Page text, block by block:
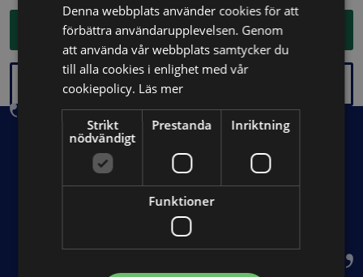
Köp kurspaketet
Se hela kursutbudet
Allt om Juridik gör det enkelt för advokat- och
juristbyråer att kombinera juridiskt stöd med
effektiv administration. Tillsammans erbjuder vi
ett av marknadens starkaste erbjudanden, för att
jurister och advokater ska kunna arbeta effektivt
och tryggt, samtidigt som de kan fokusera på
sina klienter
Denna webbplats använder cookies för att
förbättra användarupplevelsen. Genom
att använda vår webbplats samtycker du
till alla cookies i enlighet med vår
cookiepolicy. Läs mer
Strikt
nödvändigt
Prestanda Inriktning
Funktioner